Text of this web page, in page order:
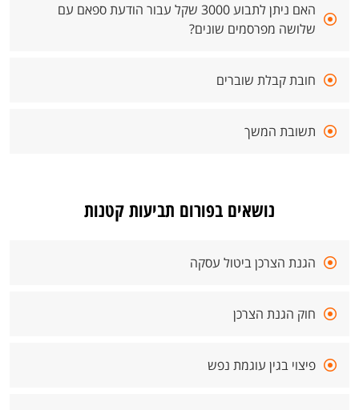
האם ניתן לתבוע 3000 שקל עבור הודעת ספאם עם
שלושה מפרסמים שונים?
חובת קבלת שוברים
תשובת המשך
נושאים בפורום תביעות קטנות
הגנת הצרכן ביטול עסקה
חוק הגנת הצרכן
פיצוי בגין עוגמת נפש